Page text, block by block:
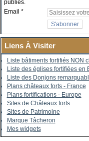
publiés.
Email
Liens À Visiter
Liste bâtiments fortifiés NON
Liste des églises fortifiées en
Liste des Donjons
Plans châteaux forts - France
Plans fortifications - Europe
Sites de Châteaux forts
Sites de Patrimoine
Marque Tâcheron
Mes widgets